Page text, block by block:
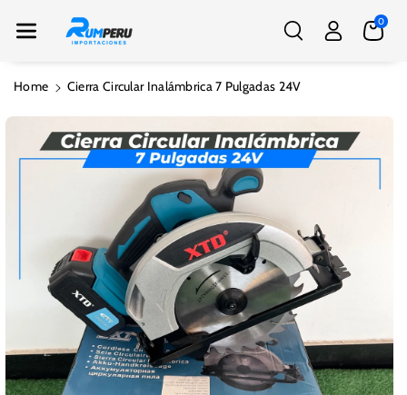
Nte Al Conte
Nido
0
Home Cierra Circular Inalámbrica 7 Pulgadas 24V
Ir
Información